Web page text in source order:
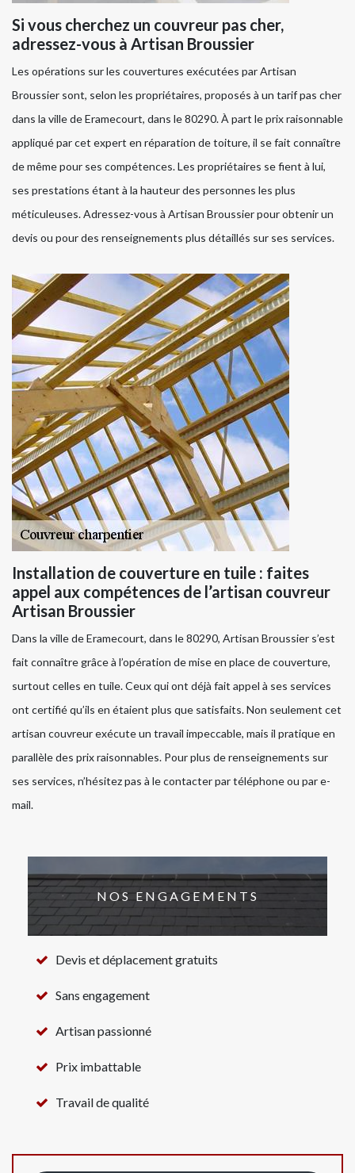
Si vous cherchez un couvreur pas cher,
adressez-vous à Artisan Broussier
Les opérations sur les couvertures exécutées par Artisan
Broussier sont, selon les propriétaires, proposés à un tarif pas cher
dans la ville de Eramecourt, dans le 80290. À part le prix raisonnable
appliqué par cet expert en réparation de toiture, il se fait connaître
de même pour ses compétences. Les propriétaires se fient à lui,
ses prestations étant à la hauteur des personnes les plus
méticuleuses. Adressez-vous à Artisan Broussier pour obtenir un
devis ou pour des renseignements plus détaillés sur ses services.
Installation de couverture en tuile : faites
appel aux compétences de l’artisan couvreur
Artisan Broussier
Dans la ville de Eramecourt, dans le 80290, Artisan Broussier s’est
fait connaître grâce à l’opération de mise en place de couverture,
surtout celles en tuile. Ceux qui ont déjà fait appel à ses services
ont certifié qu’ils en étaient plus que satisfaits. Non seulement cet
artisan couvreur exécute un travail impeccable, mais il pratique en
parallèle des prix raisonnables. Pour plus de renseignements sur
ses services, n’hésitez pas à le contacter par téléphone ou par e-
mail.
NOS ENGAGEMENTS
Devis et déplacement gratuits
Sans engagement
Artisan passionné
Prix imbattable
Travail de qualité